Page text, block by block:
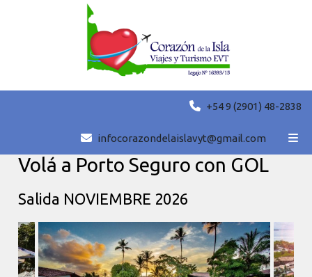
+54 9 (2901) 48-2838
infocorazondelaislavyt@gmail.com
Volá a Porto Seguro con GOL
Salida NOVIEMBRE 2026